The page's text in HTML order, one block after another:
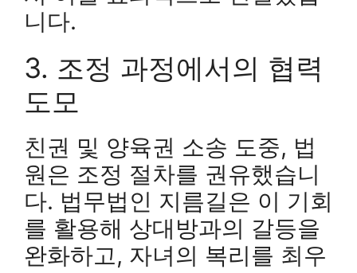
니다.
3. 조정 과정에서의 협력
도모
친권 및 양육권 소송 도중, 법
원은 조정 절차를 권유했습니
다. 법무법인 지름길은 이 기회
를 활용해 상대방과의 갈등을
완화하고, 자녀의 복리를 최우